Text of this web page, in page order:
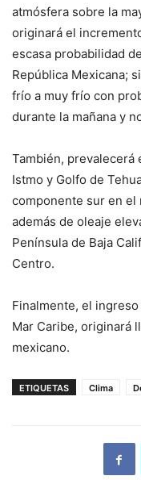
atmósfera sobre la
originará el
escasa probabilidad
República Mexicana;
frío a muy frío con
durante la mañana y
También,
Istmo y Golfo de
componente sur en
además de oleaje
Península de Baja
Centro.
Finalmente, el
Mar Caribe, originará
mexicano.
ETIQUETAS Clima